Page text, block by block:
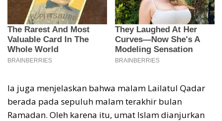
Ia juga menjelaskan bahwa malam Lailatul Qadar
berada pada sepuluh malam terakhir bulan
Ramadan. Oleh karena itu, umat Islam dianjurkan